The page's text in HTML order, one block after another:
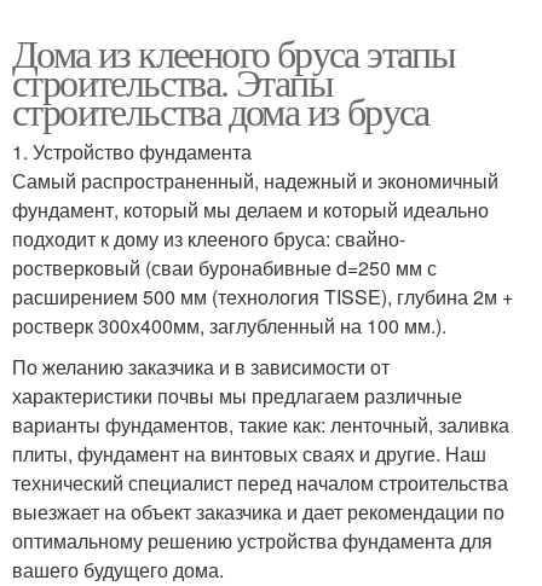
Дома из клееного бруса этапы
строительства. Этапы
строительства дома из бруса
1. Устройство фундамента
Самый распространенный, надежный и экономичный
фундамент, который мы делаем и который идеально
подходит к дому из клееного бруса: свайно-
ростверковый (сваи буронабивные d=250 мм с
расширением 500 мм (технология TISSE), глубина 2м +
ростверк 300х400мм, заглубленный на 100 мм.).
По желанию заказчика и в зависимости от
характеристики почвы мы предлагаем различные
варианты фундаментов, такие как: ленточный, заливка
плиты, фундамент на винтовых сваях и другие. Наш
технический специалист перед началом строительства
выезжает на объект заказчика и дает рекомендации по
оптимальному решению устройства фундамента для
вашего будущего дома.